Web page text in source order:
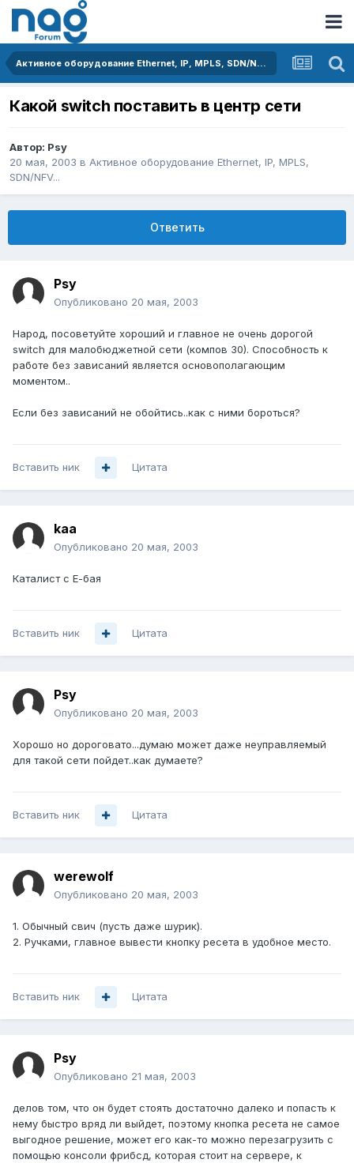
Активное оборудование Ethernet, IP, MPLS, SDN/NFV...
Какой switch поставить в центр сети
Автор: Psy
20 мая, 2003 в Активное оборудование Ethernet, IP, MPLS,
SDN/NFV...
Ответить
Psy
Опубликовано 20 мая, 2003
Народ, посоветуйте хороший и главное не очень дорогой
switch для малобюджетной сети (компов 30). Способность к
работе без зависаний является основополагающим
моментом..
Если без зависаний не обойтись..как с ними бороться?
Вставить ник Цитата
kaa
Опубликовано 20 мая, 2003
Каталист с Е-бая
Вставить ник Цитата
Psy
Опубликовано 20 мая, 2003
Хорошо но дороговато...думаю может даже неуправляемый
для такой сети пойдет..как думаете?
Вставить ник Цитата
werewolf
Опубликовано 20 мая, 2003
1. Обычный свич (пусть даже шурик).
2. Ручками, главное вывести кнопку ресета в удобное место.
Вставить ник Цитата
Psy
Опубликовано 21 мая, 2003
делов том, что он будет стоять достаточно далеко и попасть к
нему быстро вряд ли выйдет, поэтому кнопка ресета не самое
выгодное решение, может его как-то можно перезагрузить с
помощью консоли фрибсд, которая стоит на сервере, к